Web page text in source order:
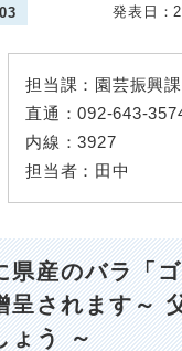
発表日：
担当課： 園芸振興課
直通：092-643-
内線：3927
担当者： 田中
県産のバラ「
呈されます～
ょう ～